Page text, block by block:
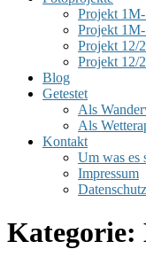
Projekt
Projekt
Projekt 12/
Projekt 12/
Blog
Getestet
Als
Als
Kontakt
Um was es
Impressum
Kategorie: